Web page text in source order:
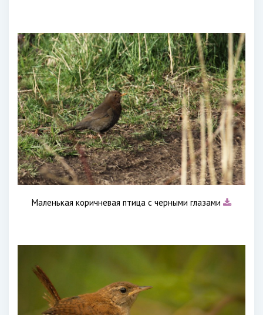
Маленькая коричневая птица с черными глазами